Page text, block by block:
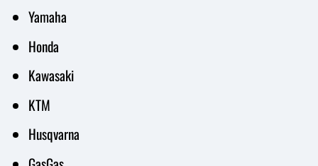
Yamaha
Honda
Kawasaki
KTM
Husqvarna